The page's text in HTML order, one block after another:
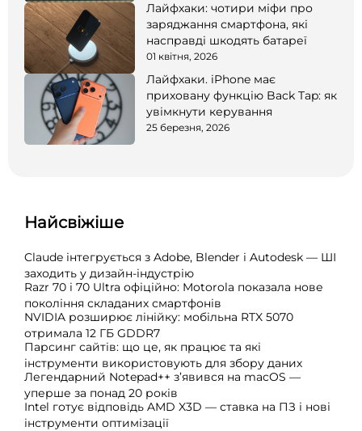
Лайфхаки: чотири міфи про
заряджання смартфона, які
насправді шкодять батареї
01 квітня, 2026
Лайфхаки. iPhone має
приховану функцію Back Tap: як
увімкнути керування
25 березня, 2026
Найсвіжіше
Claude інтегрується з Adobe, Blender і Autodesk — ШІ
заходить у дизайн-індустрію
Razr 70 і 70 Ultra офіційно: Motorola показала нове
покоління складаних смартфонів
NVIDIA розширює лінійку: мобільна RTX 5070
отримала 12 ГБ GDDR7
Парсинг сайтів: що це, як працює та які
інструменти використовують для збору даних
Легендарний Notepad++ з’явився на macOS —
уперше за понад 20 років
Intel готує відповідь AMD X3D — ставка на ПЗ і нові
інструменти оптимізації